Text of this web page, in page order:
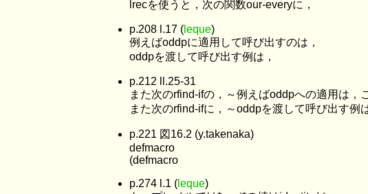
lrecを使うと，次の関数our-everyに，
p.208 l.17 ( leque)
例えばoddpに適用して呼び出すのは，
oddpを渡して呼び出す例は，
p.212 ll.25-31
また次のrfind-ifの，～例えばoddpへの適用は，
また次のrfind-ifに，～oddpを渡して呼び出す例
p.221 図16.2 (y.takenaka)
defmacro
(defmacro
p.274 l.1 ( leque)